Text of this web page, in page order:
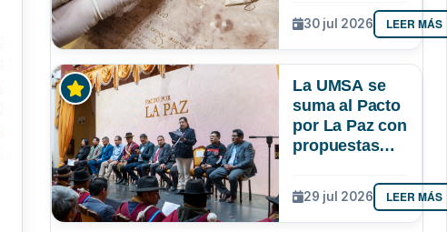
resguarda 6
joyas de la
paceña
30 jul 2026 LEER MÁS
La UMSA se
suma al Pacto
por La Paz con
propuestas
desarrollo del
departamento
29 jul 2026 LEER MÁS